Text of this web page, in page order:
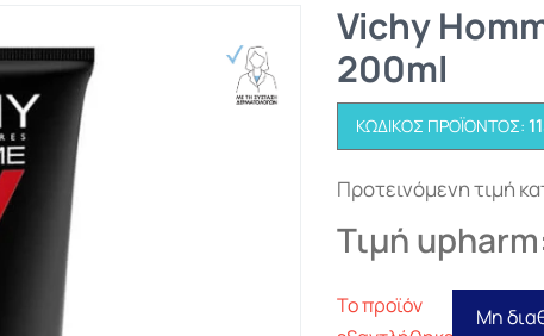
Vichy
200ml
ΚΩΔΙΚΌΣ ΠΡΟΪΌΝΤΟΣ:
Προτεινόμενη τιμή
Τιμή
Το προϊόν
Μη